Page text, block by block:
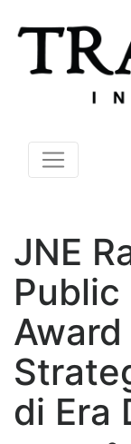
JNE
Public
di Era